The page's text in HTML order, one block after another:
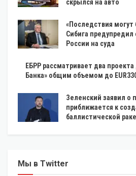
скрылся на авто
«Последствия
Сибига предупредил
России на суда
ЕБРР рассматривает два
Банка» общим объемом до
Зеленский заявил о
приближается к
баллистической
Мы в Twitter